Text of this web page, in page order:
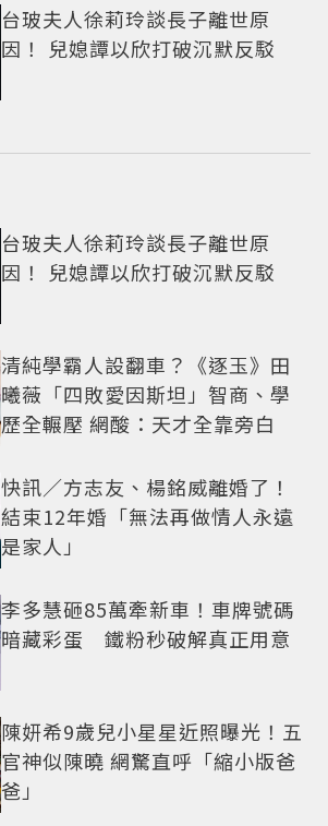
台玻夫人徐莉玲談長子離世原
因！ 兒媳譚以欣打破沉默反駁
台玻夫人徐莉玲談長子離世原
因！ 兒媳譚以欣打破沉默反駁
清純學霸人設翻車？《逐玉》田
曦薇「四敗愛因斯坦」智商、學
歷全輾壓 網酸：天才全靠旁白
快訊／方志友、楊銘威離婚了！
結束12年婚「無法再做情人永遠
是家人」
李多慧砸85萬牽新車！車牌號碼
暗藏彩蛋 鐵粉秒破解真正用意
陳妍希9歲兒小星星近照曝光！五
官神似陳曉 網驚直呼「縮小版爸
爸」